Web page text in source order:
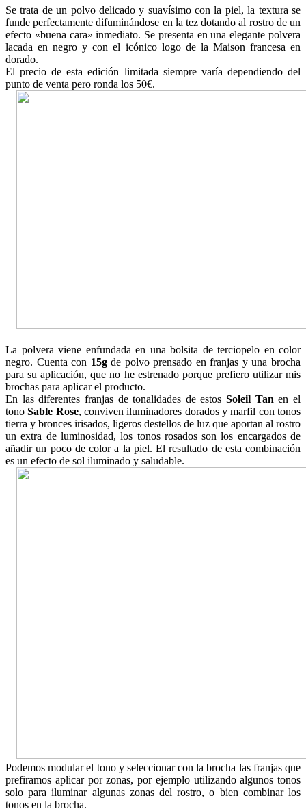
Se trata de un polvo delicado y suavísimo con la piel, la textura se
funde perfectamente difuminándose en la tez dotando al rostro de un
efecto «buena cara» inmediato. Se presenta en una elegante polvera
lacada en negro y con el icónico logo de la Maison francesa en
dorado.
El precio de esta edición limitada siempre varía dependiendo del
punto de venta pero ronda los 50€.
La polvera viene enfundada en una bolsita de terciopelo en color
negro. Cuenta con 15gde polvo prensado en franjas y una brocha
para su aplicación, que no he estrenado porque prefiero utilizar mis
brochas para aplicar el producto.
En las diferentes franjas de tonalidades de estosSoleil Tanen el
tonoSable Rose, conviven iluminadores dorados y marfil con tonos
tierra y bronces irisados, ligeros destellos de luz que aportan al rostro
un extra de luminosidad, los tonos rosados son los encargados de
añadir un poco de color a la piel. El resultado de esta combinación
es un efecto de sol iluminado y saludable.
Podemos modular el tono y seleccionar con la brocha las franjas que
prefiramos aplicar por zonas, por ejemplo utilizando algunos tonos
solo para iluminar algunas zonas del rostro, o bien combinar los
tonos en la brocha.